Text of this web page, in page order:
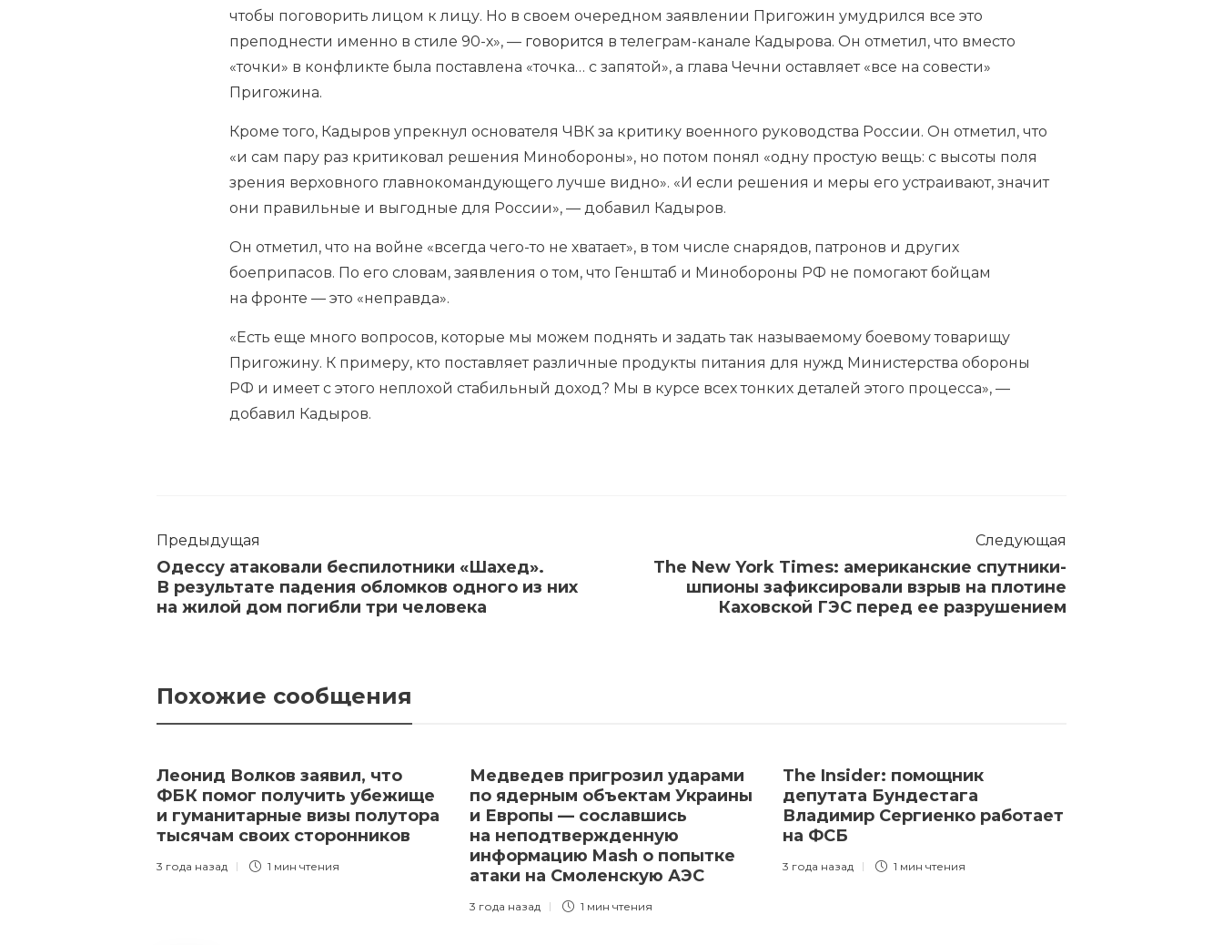
чтобы поговорить лицом к лицу. Но в своем очередном заявлении Пригожин умудрился все это
преподнести именно в стиле 90-х», — говорится в телеграм-канале Кадырова. Он отметил, что вместо
«точки» в конфликте была поставлена «точка… с запятой», а глава Чечни оставляет «все на совести»
Пригожина.
Кроме того, Кадыров упрекнул основателя ЧВК за критику военного руководства России. Он отметил, что
«и сам пару раз критиковал решения Минобороны», но потом понял «одну простую вещь: с высоты поля
зрения верховного главнокомандующего лучше видно». «И если решения и меры его устраивают, значит
они правильные и выгодные для России», — добавил Кадыров.
Он отметил, что на войне «всегда чего-то не хватает», в том числе снарядов, патронов и других
боеприпасов. По его словам, заявления о том, что Генштаб и Минобороны РФ не помогают бойцам
на фронте — это «неправда».
«Есть еще много вопросов, которые мы можем поднять и задать так называемому боевому товарищу
Пригожину. К примеру, кто поставляет различные продукты питания для нужд Министерства обороны
РФ и имеет с этого неплохой стабильный доход? Мы в курсе всех тонких деталей этого процесса», —
добавил Кадыров.
Предыдущая
Одессу атаковали беспилотники «Шахед».
В результате падения обломков одного из них
на жилой дом погибли три человека
Следующая
The New York Times: американские спутники-
шпионы зафиксировали взрыв на плотине
Каховской ГЭС перед ее разрушением
Похожие сообщения
Леонид Волков заявил, что
ФБК помог получить убежище
и гуманитарные визы полутора
тысячам своих сторонников
3 года назад 1 мин чтения
Медведев пригрозил ударами
по ядерным объектам Украины
и Европы — сославшись
на неподтвержденную
информацию Mash о попытке
атаки на Смоленскую АЭС
3 года назад 1 мин чтения
The Insider: помощник
депутата Бундестага
Владимир Сергиенко работает
на ФСБ
3 года назад 1 мин чтения